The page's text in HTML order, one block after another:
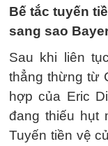
Bế tắc tuyến
sang sao
Sau khi liên
thẳng thừng từ
hợp của Eric
đang thiếu hụt
Tuyến tiền vệ